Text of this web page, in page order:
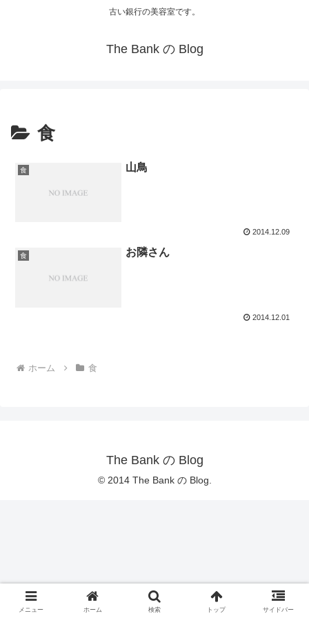
古い銀行の美容室です。
The Bank の Blog
食
食 山鳥
2014.12.09
食 お隣さん
2014.12.01
ホーム 食
The Bank の Blog
© 2014 The Bank の Blog.
メニュー ホーム 検索 トップ サイドバー